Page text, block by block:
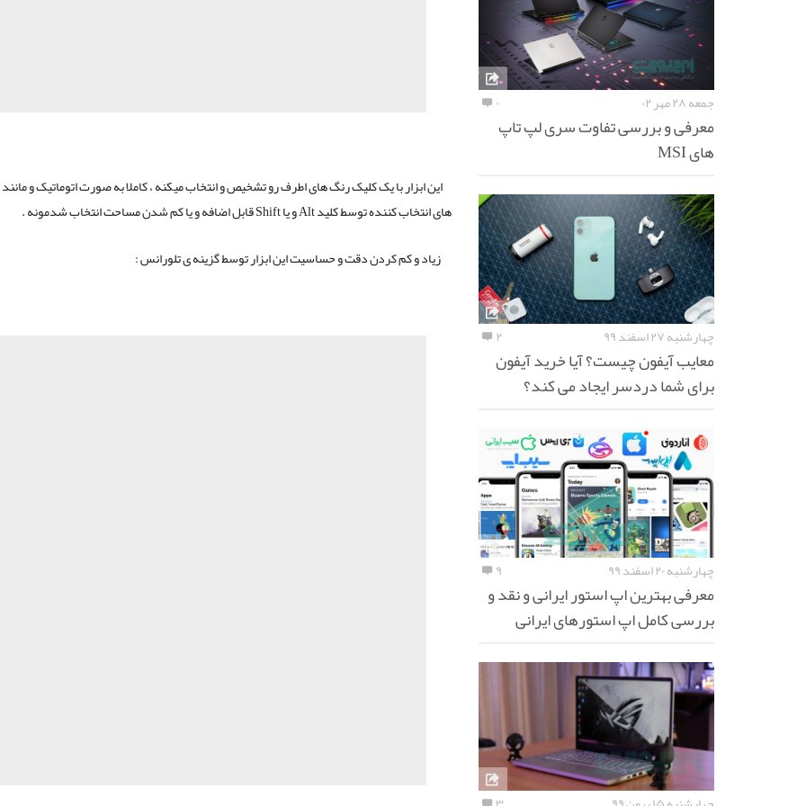
این ابزار با یک کلیک رنگ های اطرف رو تشخیص و انتخاب میکنه ، کاملا به صورت اتوماتیک و مانند
های انتخاب کننده توسط کلید Alt و یا Shift قابل اضافه و یا کم شدن مساحت انتخاب شدمونه .
زیاد و کم کردن دقت و حساسیت این ابزار توسط گزینه ی تلورانس :
جمعه ۲۸ مهر ۰۲ ۰
معرفی و بررسی تفاوت سری لپ تاپ
های MSI
چهارشنبه ۲۷ اسفند ۹۹ ۲
معایب آیفون چیست؟ آیا خرید آیفون
برای شما دردسر ایجاد می کند؟
چهارشنبه ۲۰ اسفند ۹۹ ۹
معرفی بهترین اپ استور ایرانی و نقد و
بررسی کامل اپ استورهای ایرانی